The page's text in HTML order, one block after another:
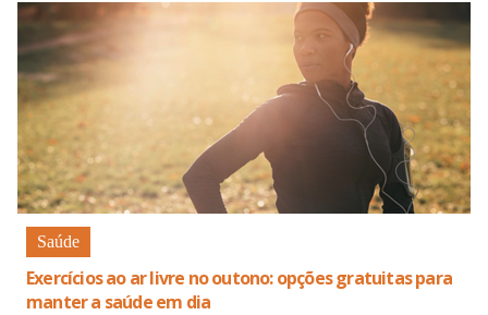
Saúde
Exercícios ao ar livre no outono: opções gratuitas para
manter a saúde em dia